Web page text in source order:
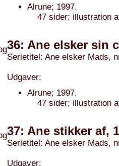
Alrune; 1997.
47 sider; illustration
36: Ane elsker sin
Serietitel: Ane elsker Mads,
Udgaver:
Alrune; 1997.
47 sider; illustration
37: Ane stikker af,
Serietitel: Ane elsker Mads,
Udgaver: